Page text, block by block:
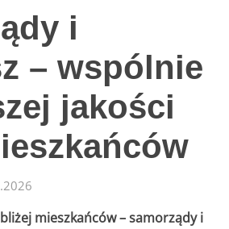
i
– wspólnie
jakości
mieszkańców – samorządy i